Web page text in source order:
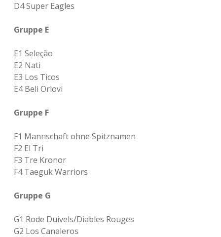
D4 Super Eagles
Gruppe E
E1 Seleção
E2 Nati
E3 Los Ticos
E4 Beli Orlovi
Gruppe F
F1 Mannschaft ohne Spitznamen
F2 El Tri
F3 Tre Kronor
F4 Taeguk Warriors
Gruppe G
G1 Rode Duivels/Diables Rouges
G2 Los Canaleros